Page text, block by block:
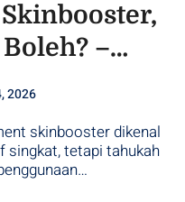
–
2026
tetapi tahukah